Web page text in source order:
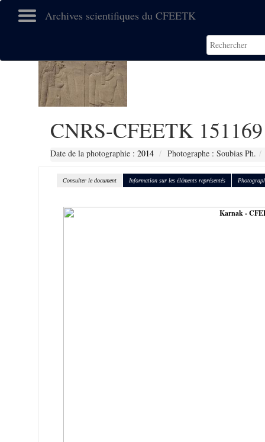
Archives scientifiques du CFEETK
CNRS-CFEETK 151169
Date de la photographie : 2014 Photographe : Soubias Ph.
Consulter le document Information sur les éléments représentés